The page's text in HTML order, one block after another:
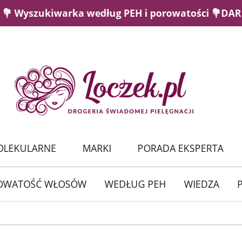
Wyszukiwarka według PEH i porowatości
MARKI PORADA EKSPERTA
WŁOSÓW WEDŁUG PEH WIEDZA